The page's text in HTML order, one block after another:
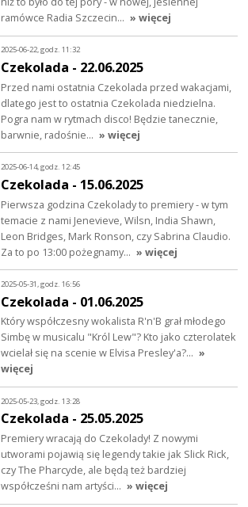
ramówce Radia Szczecin… » więcej
2025-06-22, godz. 11:32
Czekolada - 22.06.2025
Przed nami ostatnia Czekolada przed wakacjami,
dlatego jest to ostatnia Czekolada niedzielna.
Pogra nam w rytmach disco! Będzie tanecznie,
barwnie, radośnie… » więcej
2025-06-14, godz. 12:45
Czekolada - 15.06.2025
Pierwsza godzina Czekolady to premiery - w tym
temacie z nami Jenevieve, Wilsn, India Shawn,
Leon Bridges, Mark Ronson, czy Sabrina Claudio.
Za to po 13:00 pożegnamy… » więcej
2025-05-31, godz. 16:56
Czekolada - 01.06.2025
Który współczesny wokalista R'n'B grał młodego
Simbę w musicalu "Król Lew"? Kto jako czterolatek
wcielał się na scenie w Elvisa Presley'a?… »
więcej
2025-05-23, godz. 13:28
Czekolada - 25.05.2025
Premiery wracają do Czekolady! Z nowymi
utworami pojawią się legendy takie jak Slick Rick,
czy The Pharcyde, ale będą też bardziej
współcześni nam artyści… » więcej